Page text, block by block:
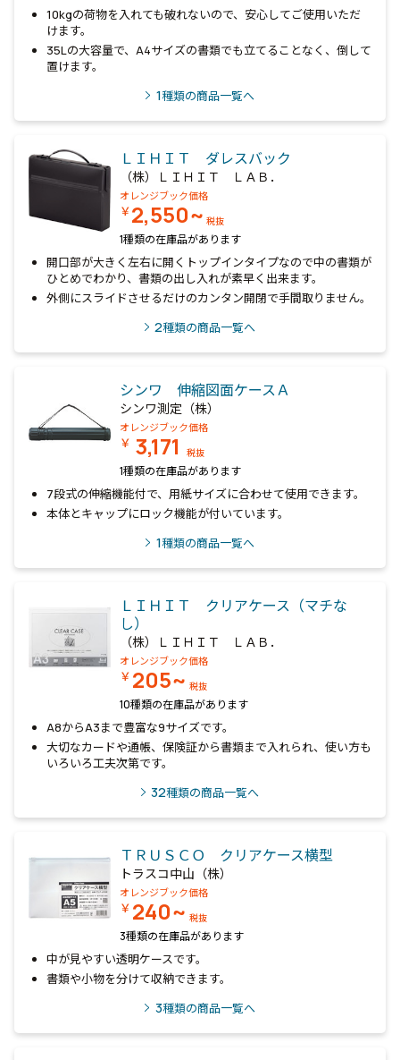
10kgの荷物を入れても破れないので、安心してご使用いただ
けます。
35Lの大容量で、A4サイズの書類でも立てることなく、倒して
置けます。
1種類の商品一覧へ
ＬＩＨＩＴ ダレスバック
（株）ＬＩＨＩＴ ＬＡＢ．
オレンジブック価格
￥2,550~ 税抜
1種類の在庫品があります
開口部が大きく左右に開くトップインタイプなので中の書類が
ひとめでわかり、書類の出し入れが素早く出来ます。
外側にスライドさせるだけのカンタン開閉で手間取りません。
2種類の商品一覧へ
シンワ 伸縮図面ケースＡ
シンワ測定（株）
オレンジブック価格
￥ 3,171 税抜
1種類の在庫品があります
7段式の伸縮機能付で、用紙サイズに合わせて使用できます。
本体とキャップにロック機能が付いています。
1種類の商品一覧へ
ＬＩＨＩＴ クリアケース（マチな
し）
（株）ＬＩＨＩＴ ＬＡＢ．
オレンジブック価格
￥ 205~ 税抜
10種類の在庫品があります
A8からA3まで豊富な9サイズです。
大切なカードや通帳、保険証から書類まで入れられ、使い方も
いろいろ工夫次第です。
32種類の商品一覧へ
ＴＲＵＳＣＯ クリアケース横型
トラスコ中山（株）
オレンジブック価格
￥ 240~ 税抜
3種類の在庫品があります
中が見やすい透明ケースです。
書類や小物を分けて収納できます。
3種類の商品一覧へ